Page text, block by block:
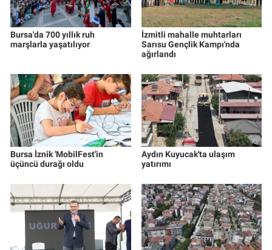
Bursa'da 700 yıllık ruh
marşlarla yaşatılıyor
İzmitli mahalle muhtarları
Sarısu Gençlik Kampı'nda
ağırlandı
Bursa İznik 'MobilFest'in
üçüncü durağı oldu
Aydın Kuyucak'ta ulaşım
yatırımı